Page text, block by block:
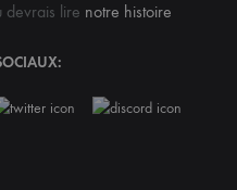
devrais lire notre histoire